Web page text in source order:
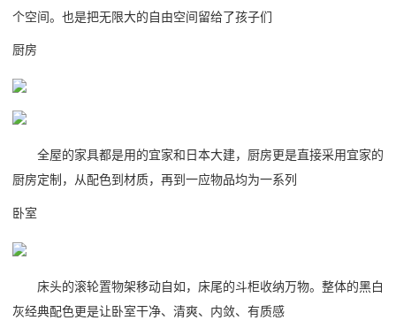
个空间。也是把无限大的自由空间留给了孩子们
厨房
全屋的家具都是用的宜家和日本大建，厨房更是直接采用宜家的
厨房定制，从配色到材质，再到一应物品均为一系列
卧室
床头的滚轮置物架移动自如，床尾的斗柜收纳万物。整体的黑白
灰经典配色更是让卧室干净、清爽、内敛、有质感